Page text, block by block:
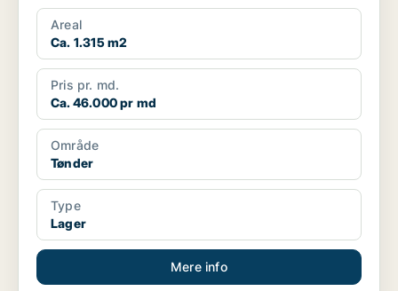
Areal
Ca. 1.315 m2
Pris pr. md.
Ca. 46.000 pr md
Område
Tønder
Type
Lager
Mere info